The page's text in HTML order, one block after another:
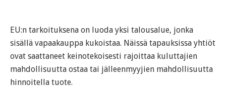
EU:n tarkoituksena on luoda yksi talousalue, jonka
sisällä vapaakauppa kukoistaa. Näissä tapauksissa yhtiöt
ovat saattaneet keinotekoisesti rajoittaa kuluttajien
mahdollisuutta ostaa tai jälleenmyyjien mahdollisuutta
hinnoitella tuote.